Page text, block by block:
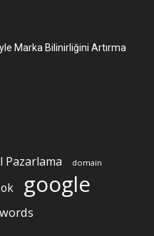
Marka Bilinirliğini Artırma
Pazarlama domain
google